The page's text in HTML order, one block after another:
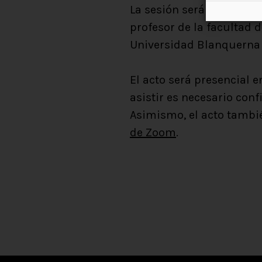
La sesión será
profesor de la facultad
Universidad
El acto será presencial
asistir es necesario
Asimismo, el acto
de Zoom.